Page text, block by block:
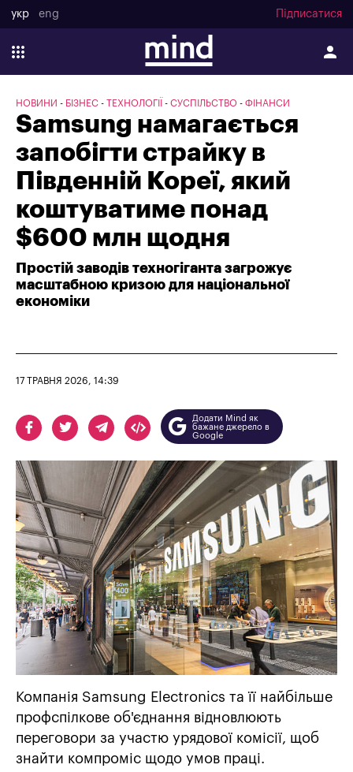
укр eng Підписатися
НОВИНИ БІЗНЕС ТЕХНОЛОГІЇ СУСПІЛЬСТВО ФІНАНСИ
Samsung намагається
запобігти страйку в
Південній Кореї, який
коштуватиме понад
$600 млн щодня
Простій заводів техногіганта загрожує
масштабною кризою для національної
економіки
17 ТРАВНЯ 2026, 14:39
Додати Mind як
бажане джерело в
Google
Компанія Samsung Electronics та її найбільше
профспілкове об'єднання відновлюють
переговори за участю урядової комісії, щоб
знайти компроміс щодо умов праці.